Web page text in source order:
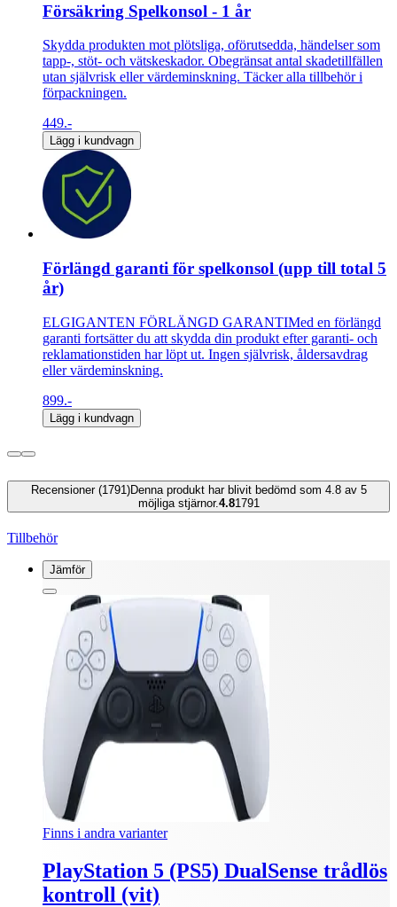
Försäkring Spelkonsol - 1 år
Skydda produkten mot plötsliga, oförutsedda, händelser som
tapp-, stöt- och vätskeskador. Obegränsat antal skadetillfällen
utan självrisk eller värdeminskning. Täcker alla tillbehör i
förpackningen.
449.-
Lägg i kundvagn
Förlängd garanti för spelkonsol (upp till total 5
år)
ELGIGANTEN FÖRLÄNGD GARANTIMed en förlängd
garanti fortsätter du att skydda din produkt efter garanti- och
reklamationstiden har löpt ut. Ingen självrisk, åldersavdrag
eller värdeminskning.
899.-
Lägg i kundvagn
Recensioner (1791)Denna produkt har blivit bedömd som 4.8 av 5
möjliga stjärnor.4.81791
Tillbehör
Jämför
Finns i andra varianter
PlayStation 5 (PS5) DualSense trådlös
kontroll (vit)